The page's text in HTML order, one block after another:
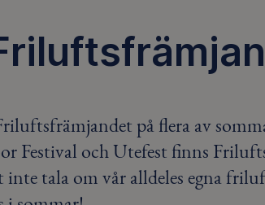
på flera av
Festival och Utefest finns
tala om vår alldeles egna